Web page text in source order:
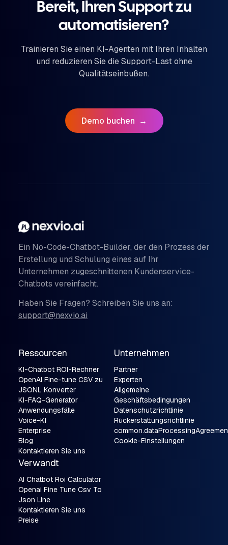
Bereit, Ihren Support zu
automatisieren?
Trainieren Sie einen KI-Agenten mit Ihren Inhalten
und reduzieren Sie die Support-Last ohne
Qualitätseinbußen.
Demo buchen →
Ein No-Code-Chatbot-Builder, der den Prozess der
Erstellung und Schulung eines auf Ihr
Unternehmen zugeschnittenen Kundenservice-
Chatbots vereinfacht.
Haben Sie Fragen? Schreiben Sie uns an:
support@nexvio.ai
Ressourcen
KI-Chatbot ROI-Rechner
OpenAI Fine-tune CSV zu
JSONL Konverter
KI-FAQ-Generator
Anwendungsfälle
Voice-KI
Enterprise
Blog
Kontaktieren Sie uns
Unternehmen
Partner
Experten
Allgemeine
Geschäftsbedingungen
Datenschutzrichtlinie
Rückerstattungsrichtlinie
Cookie-Einstellungen
Verwandt
AI Chatbot Roi Calculator
Openai Fine Tune Csv To
Json Line
Kontaktieren Sie uns
Preise